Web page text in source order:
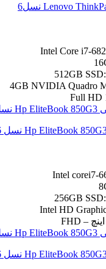
Intel Core i7-
:
512GB SSD
4GB NVIDIA Quadro
Intel corei7-
:
256GB SSD
Intel HD